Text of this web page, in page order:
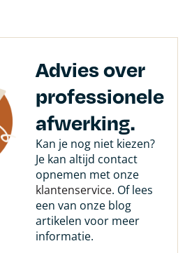
Advies over
professionele
afwerking.
Kan je nog niet kiezen?
Je kan altijd contact
opnemen met onze
klantenservice. Of lees
een van onze blog
artikelen voor meer
informatie.